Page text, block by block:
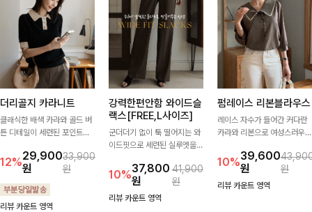
더리골지 카라니트
클래식한 배색 카라와 골드 버
튼 디테일이 세련된 포인트를
지 짜임이 슬림한 실루엣을 연
출해 단정하면서도 여성스러운
무드를 완성해드려요.
12%29,900
원
33,900
원
리뷰 카운트 영역
강력한편안함 와이드슬
랙스[FREE,L사이즈]
군더더기 없이 툭 떨어지는 와
이드핏으로 세련된 실루엣을
끔한 디자인과 롱한 기장감으
로 다리가 길어 보이고 뒷밴딩
으로 편안하기까지-
10%37,800
원
41,900
원
리뷰 카운트 영역
펌레이스 리본블라우스
레이스 자수가 들어간 커다란
카라와 리본으로 여성스러우면
껴지는 블라우스에요🤎
10%39,600
원
원
리뷰 카운트 영역